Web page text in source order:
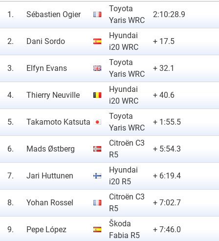
1. Sébastien Ogier
Toyota
Yaris WRC
2:10:28.9
2. Dani Sordo
Hyundai
i20 WRC
+ 17.5
3. Elfyn Evans
Toyota
Yaris WRC
+ 32.1
4. Thierry Neuville
Hyundai
i20 WRC
+ 40.6
5. Takamoto Katsuta
Toyota
Yaris WRC
+ 1:55.5
6. Mads Østberg
Citroën C3
R5
+ 5:54.3
7. Jari Huttunen
Hyundai
i20 R5
+ 6:19.4
8. Yohan Rossel
Citroën C3
R5
+ 7:02.7
9. Pepe López
Škoda
Fabia R5
+ 7:46.0